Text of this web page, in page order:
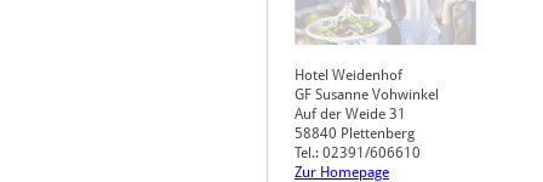
Hotel Weidenhof
GF Susanne Vohwinkel
Auf der Weide 31
58840 Plettenberg
Tel.: 02391/606610
Zur Homepage